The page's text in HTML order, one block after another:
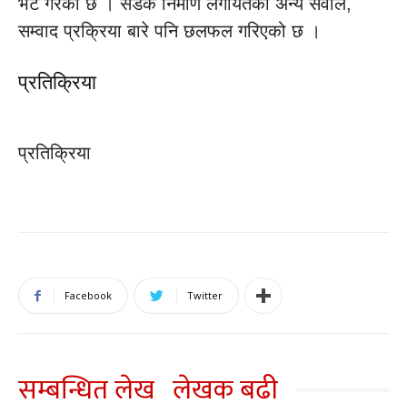
सम्वाद प्रक्रिया बारे पनि छलफल गरिएको छ ।
प्रतिक्रिया
प्रतिक्रिया
Facebook Twitter
सम्बन्धित लेख लेखक बढी